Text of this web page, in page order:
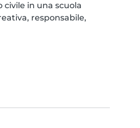
in una scuola
responsabile,